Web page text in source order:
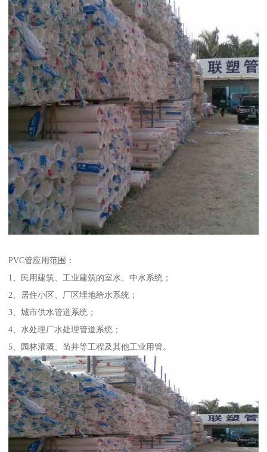
PVC管应用范围：
1、民用建筑、工业建筑的室水、中水系统；
2、居住小区、厂区埋地给水系统；
3、城市供水管道系统；
4、水处理厂水处理管道系统；
5、园林灌溉、凿井等工程及其他工业用管。